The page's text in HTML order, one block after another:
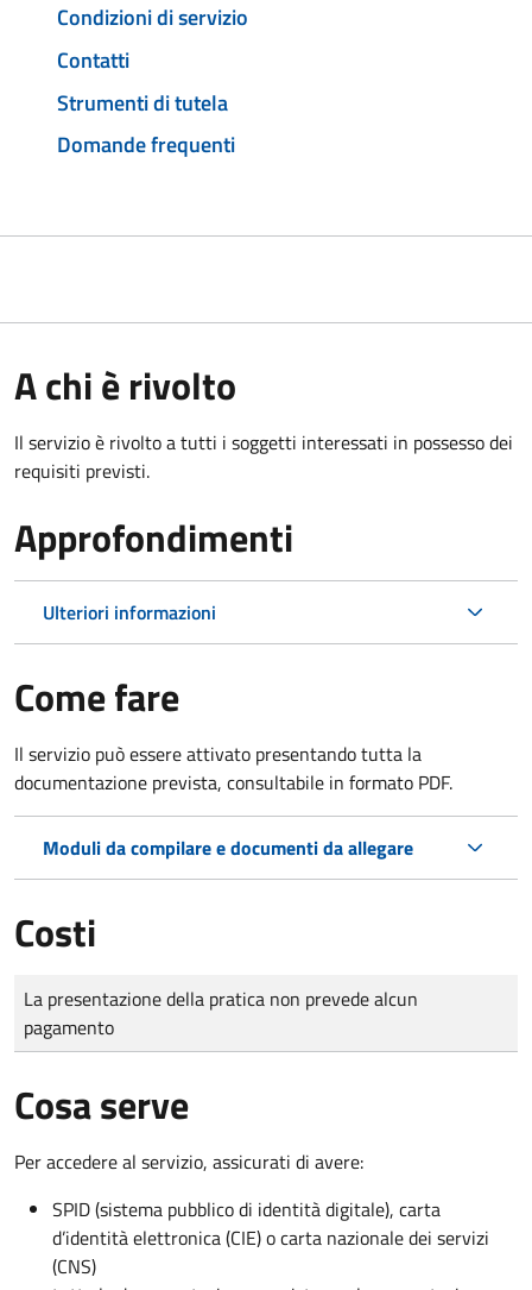
Condizioni di servizio
Contatti
Strumenti di tutela
Domande frequenti
A chi è rivolto
Il servizio è rivolto a tutti i soggetti interessati in possesso dei
requisiti previsti.
Approfondimenti
Ulteriori informazioni
Come fare
Il servizio può essere attivato presentando tutta la
documentazione prevista, consultabile in formato PDF.
Moduli da compilare e documenti da allegare
Costi
Tipo di pagamento
Importo
La presentazione della pratica non prevede alcun
pagamento
Cosa serve
Per accedere al servizio, assicurati di avere:
SPID (sistema pubblico di identità digitale), carta
d’identità elettronica (CIE) o carta nazionale dei servizi
(CNS)